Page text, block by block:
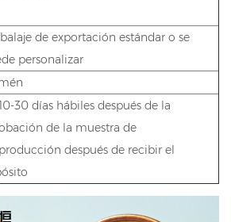
de exportación estándar o se
personalizar
30 días hábiles después de la
de la muestra de
después de recibir el